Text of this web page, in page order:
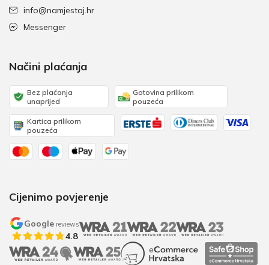
info@namjestaj.hr
Messenger
Načini plaćanja
Bez plaćanja
unaprijed
Gotovina prilikom
pouzeća
Kartica prilikom
pouzeća
Cijenimo povjerenje
Google reviews
4.8